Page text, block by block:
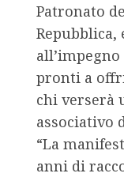
Patronato
Repubblica,
pronti a
chi verserà
associativo
“La
anni di